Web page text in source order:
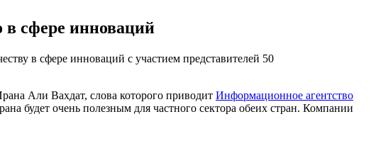
в сфере инноваций
в сфере инноваций с участием представителей 50
Али Вахдат, слова которого приводит Информационное агентство
будет очень полезным для частного сектора обеих стран. Компании